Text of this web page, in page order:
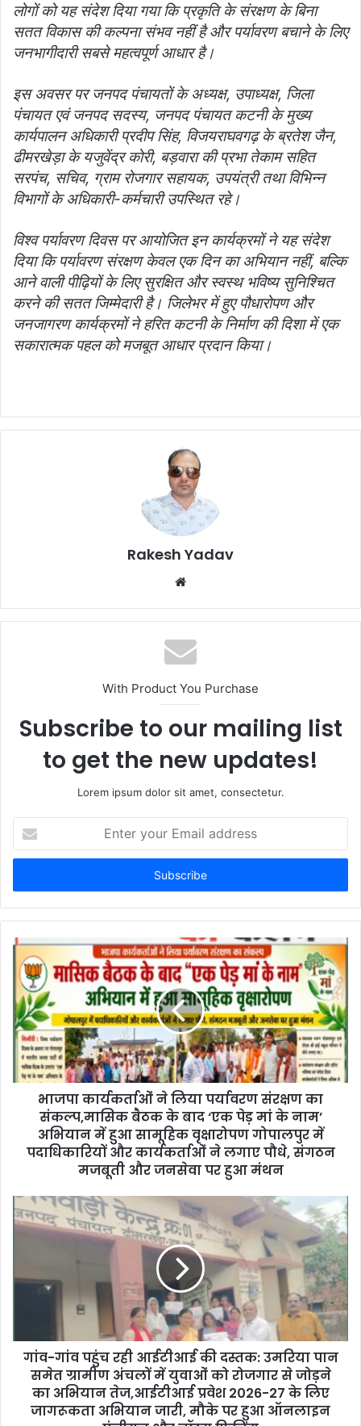
लोगों को यह संदेश दिया गया कि प्रकृति के संरक्षण के बिना
सतत विकास की कल्पना संभव नहीं है और पर्यावरण बचाने के लिए
जनभागीदारी सबसे महत्वपूर्ण आधार है।
इस अवसर पर जनपद पंचायतों के अध्यक्ष, उपाध्यक्ष, जिला
पंचायत एवं जनपद सदस्य, जनपद पंचायत कटनी के मुख्य
कार्यपालन अधिकारी प्रदीप सिंह, विजयराघवगढ़ के ब्रतेश जैन,
ढीमरखेड़ा के यजुवेंद्र कोरी, बड़वारा की प्रभा तेकाम सहित
सरपंच, सचिव, ग्राम रोजगार सहायक, उपयंत्री तथा विभिन्न
विभागों के अधिकारी-कर्मचारी उपस्थित रहे।
विश्व पर्यावरण दिवस पर आयोजित इन कार्यक्रमों ने यह संदेश
दिया कि पर्यावरण संरक्षण केवल एक दिन का अभियान नहीं, बल्कि
आने वाली पीढ़ियों के लिए सुरक्षित और स्वस्थ भविष्य सुनिश्चित
करने की सतत जिम्मेदारी है। जिलेभर में हुए पौधारोपण और
जनजागरण कार्यक्रमों ने हरित कटनी के निर्माण की दिशा में एक
सकारात्मक पहल को मजबूत आधार प्रदान किया।
Rakesh Yadav
b
s
i
e
With Product You Purchase
Subscribe to our mailing list
to get the new updates!
Lorem ipsum dolor sit amet, consectetur.
t
r
y
u
E
m
a
i
भाजपा कार्यकर्ताओं ने लिया पर्यावरण संरक्षण का
संकल्प,मासिक बैठक के बाद ‘एक पेड़ मां के नाम’
अभियान में हुआ सामूहिक वृक्षारोपण गोपालपुर में
पदाधिकारियों और कार्यकर्ताओं ने लगाए पौधे, संगठन
मजबूती और जनसेवा पर हुआ मंथन
गांव-गांव पहुंच रही आईटीआई की दस्तक: उमरिया पान
समेत ग्रामीण अंचलों में युवाओं को रोजगार से जोड़ने
का अभियान तेज,आईटीआई प्रवेश 2026-27 के लिए
जागरूकता अभियान जारी, मौके पर हुआ ऑनलाइन